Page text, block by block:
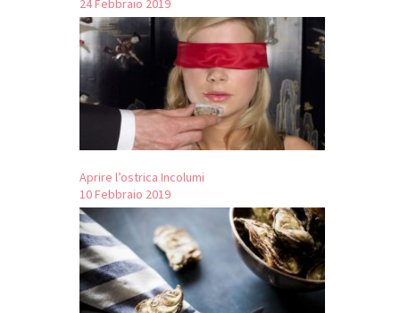
24 Febbraio 2019
Aprire l’ostrica Incolumi
10 Febbraio 2019